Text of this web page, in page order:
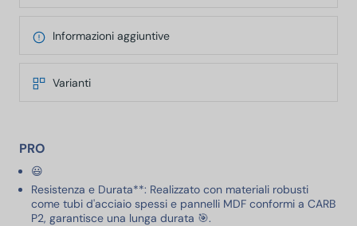
Informazioni aggiuntive
Varianti
PRO
😃
Resistenza e Durata**: Realizzato con materiali robusti
come tubi d'acciaio spessi e pannelli MDF conformi a CARB
P2, garantisce una lunga durata 🎯.